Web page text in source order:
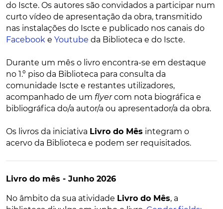
do Iscte. Os autores são convidados a participar num
curto vídeo de apresentação da obra, transmitido
nas instalações do Iscte e publicado nos canais do
Facebook e Youtube da Biblioteca e do Iscte.
Durante um mês o livro encontra-se em destaque
no 1.º piso da Biblioteca para consulta da
comunidade Iscte e restantes utilizadores,
acompanhado de um flyercom nota biográfica e
bibliográfica do/a autor/a ou apresentador/a da obra.
Os livros da iniciativa Livro do Mês integram o
acervo da Biblioteca e podem ser requisitados.
Livro do mês - Junho 2026
No âmbito da sua atividade Livro do Mês, a